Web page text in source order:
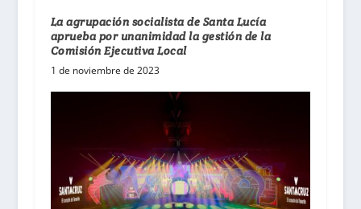
La agrupación socialista de Santa Lucía
aprueba por unanimidad la gestión de la
Comisión Ejecutiva Local
1 de noviembre de 2023